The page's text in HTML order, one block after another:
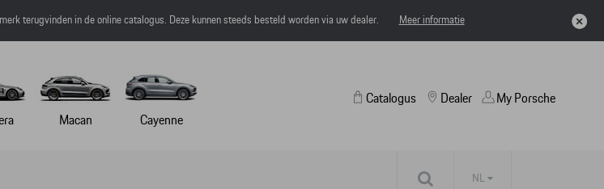
terugvinden in de online catalogus. Deze kunnen steeds besteld worden via uw dealer. Meer informatie
Macan Cayenne
Catalogus Dealer My Porsche
NL